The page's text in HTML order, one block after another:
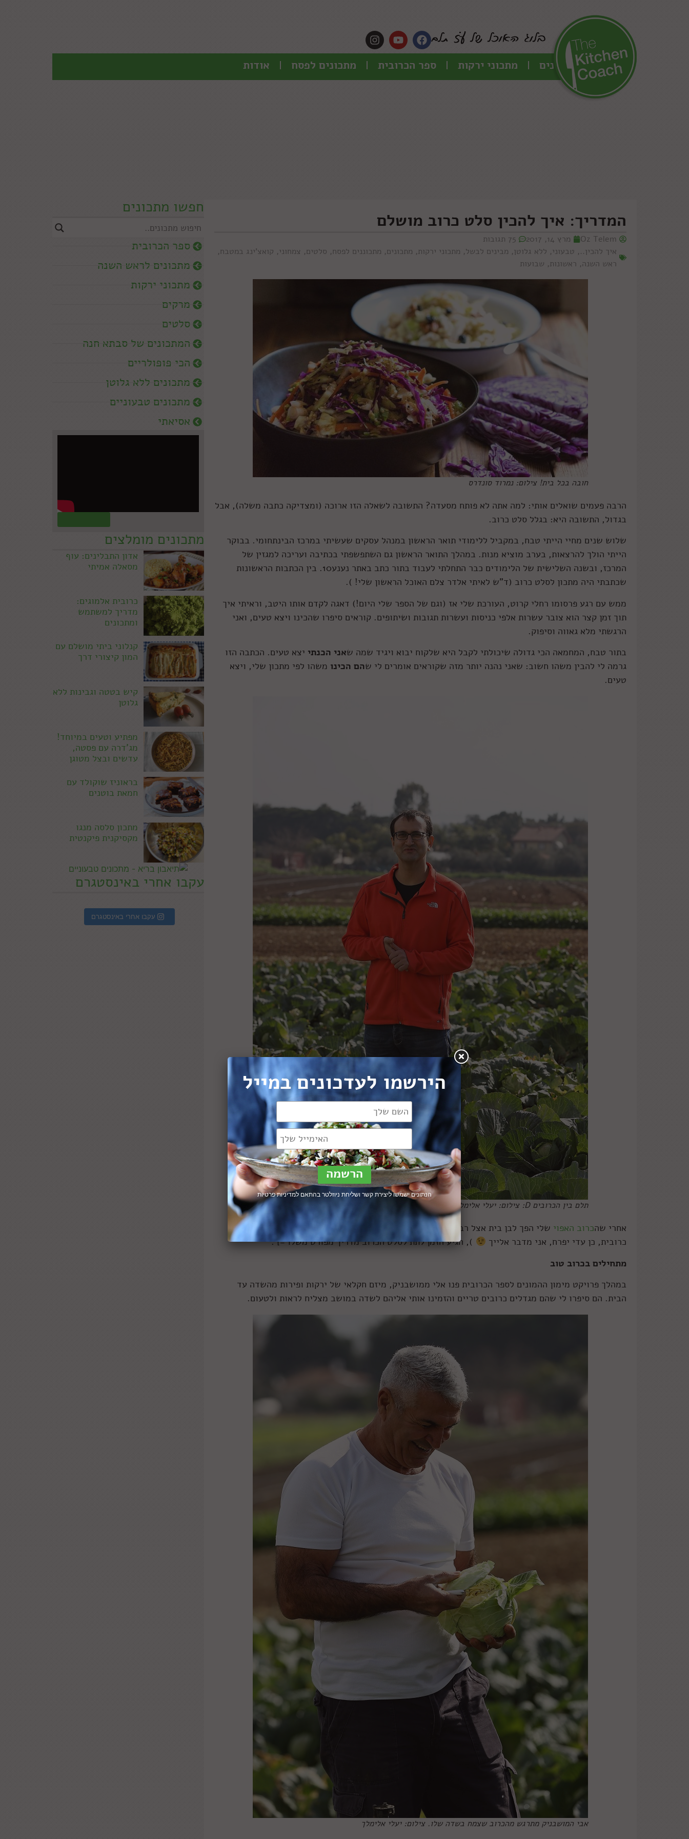
כל המתכונים מתכוני ירקות ספר הכרובית מתכונים לפסח אודות
חפשו מתכונים
ספר הכרובית
מתכונים לראש השנה
מתכוני ירקות
מרקים
סלטים
המתכונים של סבתא חנה
הכי פופולריים
מתכונים ללא גלוטן
מתכונים טבעוניים
אסיאתי
מתכונים מומלצים
אדון התבלינים: עוף
מסאלה אמיתי
כרובית אלמוגים:
מדריך למשתמש
ומתכונים
קנלוני ביתי מושלם עם
המון קיצורי דרך
קיש בטטה וגבינות ללא
גלוטן
מפתיע וטעים במיוחד!
מג'דרה עם פסטה,
עדשים ובצל מטוגן
בראוניז שוקולד עם
חמאת בוטנים
מתכון סלסה מנגו
מקסיקנית פיקנטית
עקבו אחרי באינסטגרם
עקבו אחרי באינסטגרם
המדריך: איך להכין סלט כרוב מושלם
Oz Telem מרץ 14, 2017
75 תגובות
איך להכין.., טבעוני, ללא גלוטן, מבינים לבשל, מתכוני ירקות, מתכונים, מתכוננים לפסח, סלטים, צמחוני, קואצ'ינג במטבח,
ראש השנה, ראשונות, שבועות
חובה בכל בית! צילום: נמרוד סונדרס
הרבה פעמים שואלים אותי: למה אתה לא פותח מסעדה? התשובה לשאלה הזו ארוכה (ומצדיקה כתבה משלה), אבל
בגדול, התשובה היא: בגלל סלט כרוב.
שלוש שנים מחיי הייתי טבח, במקביל ללימודי תואר הראשון במנהל עסקים שעשיתי במרכז הבינתחומי. בבוקר
הייתי הולך להרצאות, בערב מוציא מנות. במהלך התואר הראשון גם השתפשפתי בכתיבה ועריכה למגזין של
המרכז, ובשנה השלישית של הלימודים כבר התחלתי לעבוד בתור כתב באתר נענע10. בין הכתבות הראשונות
שכתבתי היה מתכון לסלט כרוב (ד"ש לאיתי אלדר צלם האוכל הראשון שלי! ).
ממש עם רגע פרסומו רחלי קרוט, העורכת שלי אז (וגם של הספר שלי היום!) דאגה לקדם אותו היטב, וראיתי איך
תוך זמן קצר הוא צובר עשרות אלפי כניסות ועשרות תגובות ושיתופים. קוראים סיפרו שהכינו ויצא טעים, ואני
הרגשתי מלא גאווה וסיפוק.
בתור טבח, המחמאה הכי גדולה שיכולתי לקבל היא שלקוח יבוא ויגיד שמה שאני הכנתי יצא טעים. הכתבה הזו
גרמה לי להבין משהו חשוב: שאני נהנה יותר מזה שקוראים אומרים לי שהם הכינו משהו לפי מתכון שלי, ויצא
טעים.
תלם בין הכרובים D: צילום: יעלי אלימלך
אחרי שהכרוב האפוי שלי הפך לבן בית אצל רבים מכם (ואחרי שקוראים אחרים חיכו בסבלנות למתכון שהוא לא
כרובית, כן עדי יפרח, אני מדבר אלייך
), הגיע הזמן לתת לסלט הכרוב מדריך מפורט משלו =] .
מתחילים בכרוב טוב
במהלך פרויקט מימון ההמונים לספר הכרובית פנו אלי ממושבניק, מיזם חקלאי של ירקות ופירות מהשדה עד
הבית. הם סיפרו לי שהם מגדלים כרובים טריים והזמינו אותי אליהם לשדה במושב מצליח לראות ולטעום.
אבי המושבניק מתרגש מהכרוב שצמח בשדה שלו. צילום: יעלי אלימלך
הירשמו לעדכונים במייל
הנתונים ישמשו ליצירת קשר ושליחת ניוזלטר בהתאם למדיניות פרטיות